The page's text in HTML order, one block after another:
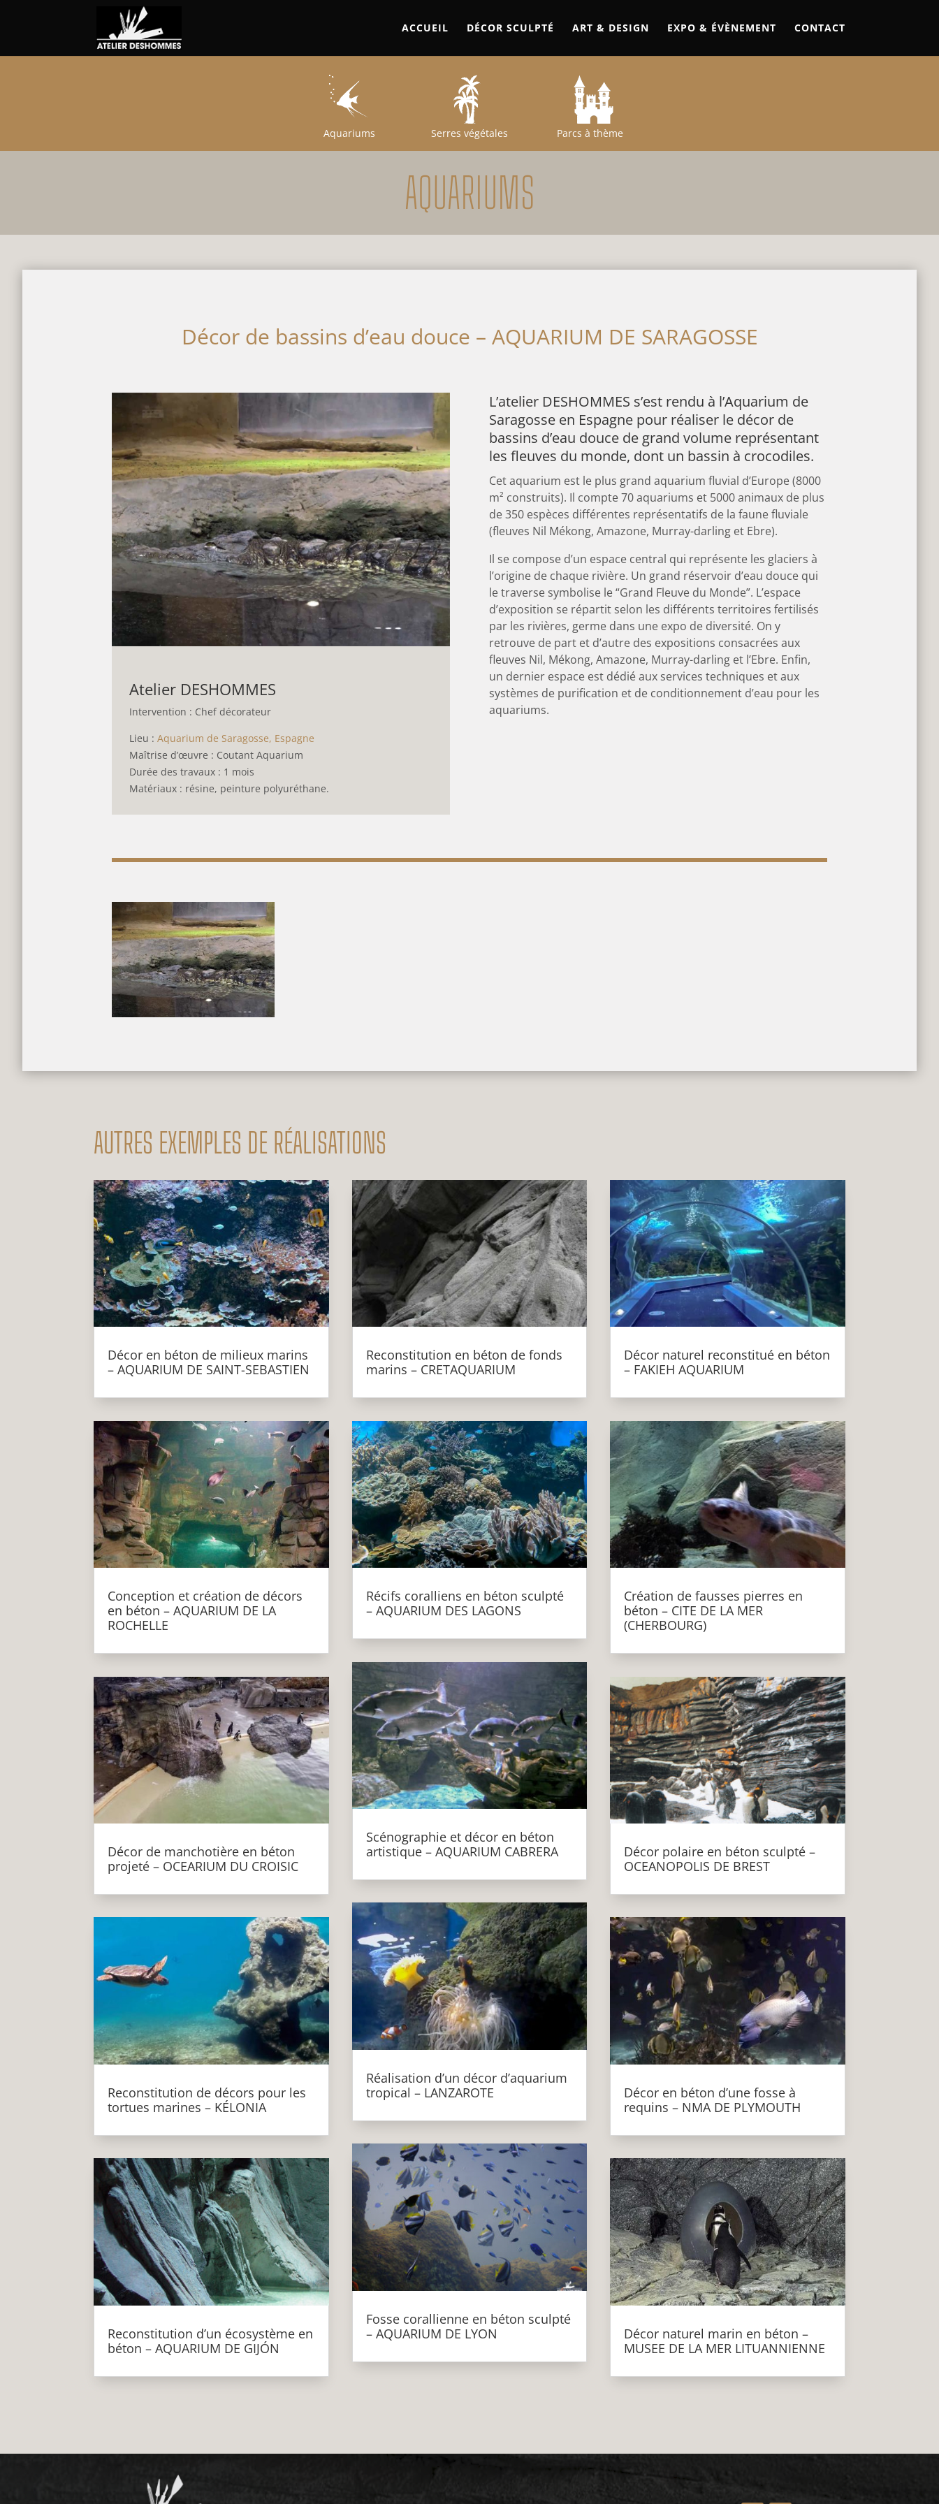
ACCUEIL DÉCOR SCULPTÉ ART & DESIGN EXPO & ÉVÈNEMENT CONTACT
Aquariums Serres végétales Parcs à thème
AQUARIUMS
Décor de bassins d’eau douce – AQUARIUM DE SARAGOSSE
Atelier DESHOMMES
Intervention : Chef décorateur
Lieu : Aquarium de Saragosse, Espagne
Maîtrise d’œuvre : Coutant Aquarium
Durée des travaux : 1 mois
Matériaux : résine, peinture polyuréthane.
L’atelier DESHOMMES s’est rendu à l’Aquarium de
Saragosse en Espagne pour réaliser le décor de
bassins d’eau douce de grand volume représentant
les fleuves du monde, dont un bassin à crocodiles.
Cet aquarium est le plus grand aquarium fluvial d’Europe (8000
m² construits). Il compte 70 aquariums et 5000 animaux de plus
de 350 espèces différentes représentatifs de la faune fluviale
(fleuves Nil Mékong, Amazone, Murray-darling et Ebre).
Il se compose d’un espace central qui représente les glaciers à
l’origine de chaque rivière. Un grand réservoir d’eau douce qui
le traverse symbolise le “Grand Fleuve du Monde”. L’espace
d’exposition se répartit selon les différents territoires fertilisés
par les rivières, germe dans une expo de diversité. On y
retrouve de part et d’autre des expositions consacrées aux
fleuves Nil, Mékong, Amazone, Murray-darling et l’Ebre. Enfin,
un dernier espace est dédié aux services techniques et aux
systèmes de purification et de conditionnement d’eau pour les
aquariums.
AUTRES EXEMPLES DE RÉALISATIONS
Décor en béton de milieux marins
– AQUARIUM DE SAINT-SEBASTIEN
Conception et création de décors
en béton – AQUARIUM DE LA
ROCHELLE
Décor de manchotière en béton
projeté – OCEARIUM DU CROISIC
Reconstitution de décors pour les
tortues marines – KÉLONIA
Reconstitution d’un écosystème en
béton – AQUARIUM DE GIJÓN
Reconstitution en béton de fonds
marins – CRETAQUARIUM
Récifs coralliens en béton sculpté
– AQUARIUM DES LAGONS
Scénographie et décor en béton
artistique – AQUARIUM CABRERA
Réalisation d’un décor d’aquarium
tropical – LANZAROTE
Fosse corallienne en béton sculpté
– AQUARIUM DE LYON
Décor naturel reconstitué en béton
– FAKIEH AQUARIUM
Création de fausses pierres en
béton – CITE DE LA MER
(CHERBOURG)
Décor polaire en béton sculpté –
OCEANOPOLIS DE BREST
Décor en béton d’une fosse à
requins – NMA DE PLYMOUTH
Décor naturel marin en béton –
MUSEE DE LA MER LITUANNIENNE